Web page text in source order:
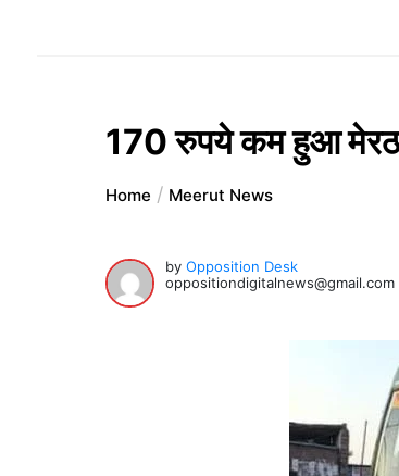
170 रुपये कम हुआ मेरठ
Home Meerut News
by Opposition Desk
oppositiondigitalnews@gmail.com